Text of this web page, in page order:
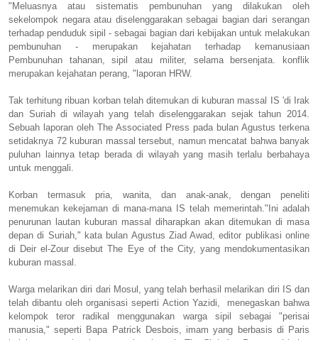
"Meluasnya atau sistematis pembunuhan yang dilakukan oleh
sekelompok negara atau diselenggarakan sebagai bagian dari serangan
terhadap penduduk sipil - sebagai bagian dari kebijakan untuk melakukan
pembunuhan - merupakan kejahatan terhadap kemanusiaan
Pembunuhan tahanan, sipil atau militer, selama bersenjata.
konflik
merupakan kejahatan perang, "laporan HRW.
Tak terhitung ribuan korban telah ditemukan di kuburan massal IS 'di Irak
dan Suriah di wilayah yang telah diselenggarakan sejak tahun 2014.
Sebuah laporan oleh The Associated Press pada bulan Agustus terkena
setidaknya 72 kuburan massal tersebut, namun mencatat bahwa banyak
puluhan lainnya tetap berada di wilayah yang masih terlalu berbahaya
untuk menggali.
Korban termasuk pria, wanita, dan anak-anak, dengan peneliti
menemukan kekejaman di mana-mana IS telah memerintah."Ini adalah
penurunan lautan kuburan massal diharapkan akan ditemukan di masa
depan di Suriah," kata bulan Agustus Ziad Awad, editor publikasi online
di Deir el-Zour disebut The Eye of the City, yang mendokumentasikan
kuburan massal.
Warga melarikan diri dari Mosul, yang telah berhasil melarikan diri IS dan
telah dibantu oleh organisasi seperti Action Yazidi, menegaskan bahwa
kelompok teror radikal menggunakan warga sipil sebagai "perisai
manusia," seperti Bapa Patrick Desbois, imam yang berbasis di Paris